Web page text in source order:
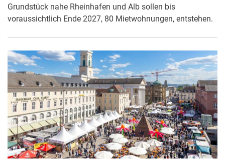
Grundstück nahe Rheinhafen und Alb sollen bis
voraussichtlich Ende 2027, 80 Mietwohnungen, entstehen.